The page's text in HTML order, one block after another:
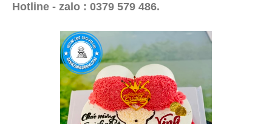
Hotline - zalo : 0379 579 486.